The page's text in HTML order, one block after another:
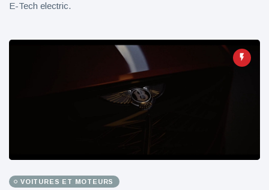
E-Tech electric.
VOITURES ET MOTEURS